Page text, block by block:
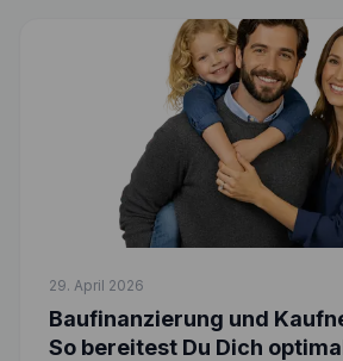
29. April 2026
Baufinanzierung und
So bereitest Du Dich